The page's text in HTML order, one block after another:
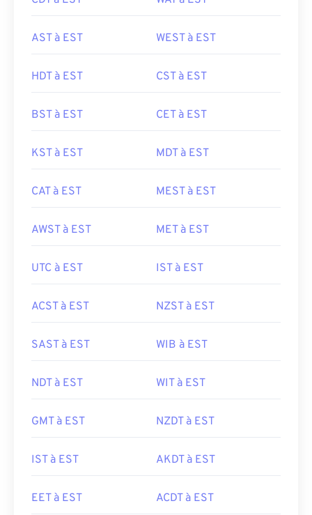
AST à EST WEST à EST
HDT à EST CST à EST
BST à EST CET à EST
KST à EST MDT à EST
CAT à EST MEST à EST
AWST à EST MET à EST
UTC à EST IST à EST
ACST à EST NZST à EST
SAST à EST WIB à EST
NDT à EST WIT à EST
GMT à EST NZDT à EST
IST à EST AKDT à EST
EET à EST ACDT à EST